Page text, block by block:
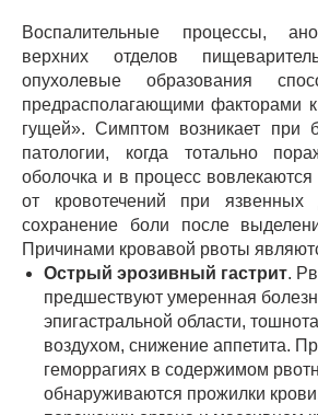
Воспалительные процессы,
верхних отделов
опухолевые образования
предрасполагающими факторами
гущей». Симптом возникает при
патологии, когда тотально
оболочка и в процесс
от кровотечений при язвенных
сохранение боли после
Причинами кровавой рвоты
Острый эрозивный гастрит.
предшествуют умеренная
эпигастральной области,
воздухом, снижение аппетита.
геморрагиях в содержимом
обнаруживаются прожилки